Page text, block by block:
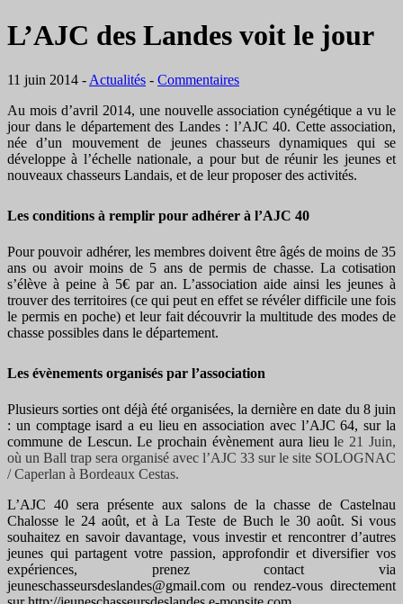
L’AJC des Landes voit le jour
11 juin 2014 - Actualités - Commentaires
Au mois d’avril 2014, une nouvelle association cynégétique a vu le
jour dans le département des Landes : l’AJC 40. Cette association,
née d’un mouvement de jeunes chasseurs dynamiques qui se
développe à l’échelle nationale, a pour but de réunir les jeunes et
nouveaux chasseurs Landais, et de leur proposer des activités.
Les conditions à remplir pour adhérer à l’AJC 40
Pour pouvoir adhérer, les membres doivent être âgés de moins de 35
ans ou avoir moins de 5 ans de permis de chasse. La cotisation
s’élève à peine à 5€ par an. L’association aide ainsi les jeunes à
trouver des territoires (ce qui peut en effet se révéler difficile une fois
le permis en poche) et leur fait découvrir la multitude des modes de
chasse possibles dans le département.
Les évènements organisés par l’association
Plusieurs sorties ont déjà été organisées, la dernière en date du 8 juin
: un comptage isard a eu lieu en association avec l’AJC 64, sur la
commune de Lescun. Le prochain évènement aura lieu le 21 Juin,
où un Ball trap sera organisé avec l’AJC 33 sur le site SOLOGNAC
/ Caperlan à Bordeaux Cestas.
L’AJC 40 sera présente aux salons de la chasse de Castelnau
Chalosse le 24 août, et à La Teste de Buch le 30 août. Si vous
souhaitez en savoir davantage, vous investir et rencontrer d’autres
jeunes qui partagent votre passion, approfondir et diversifier vos
expériences, prenez contact via
jeuneschasseursdeslandes@gmail.com ou rendez-vous directement